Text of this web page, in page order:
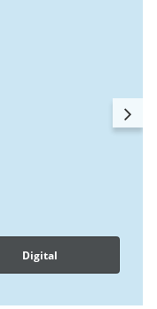
Digital